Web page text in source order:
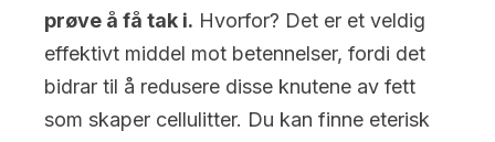
prøve å få tak i. Hvorfor? Det er et veldig
effektivt middel mot betennelser, fordi det
bidrar til å redusere disse knutene av fett
som skaper cellulitter. Du kan finne eterisk